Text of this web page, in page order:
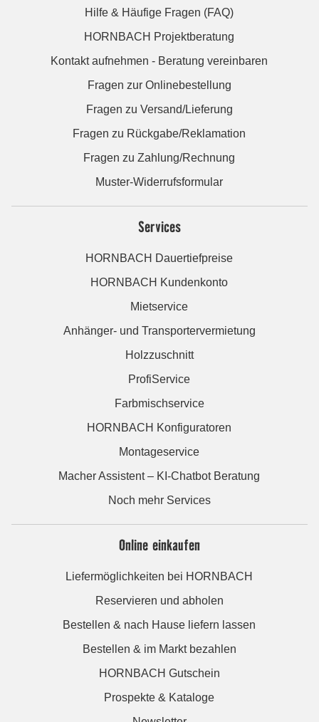
Hilfe & Häufige Fragen (FAQ)
HORNBACH Projektberatung
Kontakt aufnehmen - Beratung vereinbaren
Fragen zur Onlinebestellung
Fragen zu Versand/Lieferung
Fragen zu Rückgabe/Reklamation
Fragen zu Zahlung/Rechnung
Muster-Widerrufsformular
Services
HORNBACH Dauertiefpreise
HORNBACH Kundenkonto
Mietservice
Anhänger- und Transportervermietung
Holzzuschnitt
ProfiService
Farbmischservice
HORNBACH Konfiguratoren
Montageservice
Macher Assistent – KI-Chatbot Beratung
Noch mehr Services
Online einkaufen
Liefermöglichkeiten bei HORNBACH
Reservieren und abholen
Bestellen & nach Hause liefern lassen
Bestellen & im Markt bezahlen
HORNBACH Gutschein
Prospekte & Kataloge